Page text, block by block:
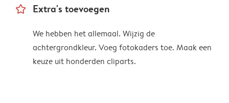
star_outline Extra's toevoegen
We hebben het allemaal. Wijzig de
achtergrondkleur. Voeg fotokaders toe. Maak een
keuze uit honderden cliparts.